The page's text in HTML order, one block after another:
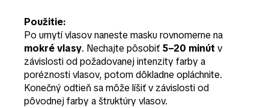
Použitie:
Po umytí vlasov naneste masku rovnomerne na
mokré vlasy. Nechajte pôsobiť 5–20 minút v
závislosti od požadovanej intenzity farby a
poréznosti vlasov, potom dôkladne opláchnite.
Konečný odtieň sa môže líšiť v závislosti od
pôvodnej farby a štruktúry vlasov.